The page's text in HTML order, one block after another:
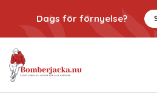
Dags för förnyelse?